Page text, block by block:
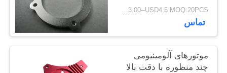
ماشینکاری
USD3.00--USD4.5 MOQ:20PCS
تماس
موتورهای آلومینیومی
چند منظوره با دقت بالا